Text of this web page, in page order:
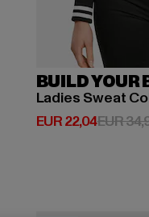
BUILD YOUR
Ladies Sweat
EUR 22,04
Derzeitiger Preis:
EUR